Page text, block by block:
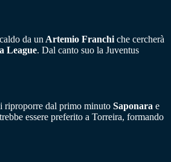
da un Artemio Franchi che cercherà
League. Dal canto suo la Juventus
riproporre dal primo minuto Saponara e
essere preferito a Torreira, formando